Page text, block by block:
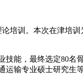
培训。本次在津培
能，最终选定80名
运输专业硕士研究生